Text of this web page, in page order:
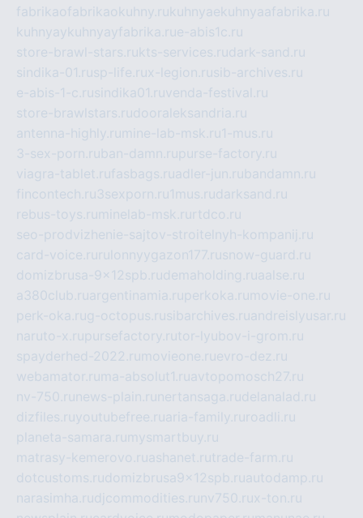
fabrikaofabrikaokuhny.rukuhnyaekuhnyaafabrika.ru
kuhnyaykuhnyayfabrika.rue-abis1c.ru
store-brawl-stars.rukts-services.rudark-sand.ru
sindika-01.rusp-life.rux-legion.rusib-archives.ru
e-abis-1-c.rusindika01.ruvenda-festival.ru
store-brawlstars.rudooraleksandria.ru
antenna-highly.ru mine-lab-msk.ru1-mus.ru
3-sex-porn.ruban-damn.rupurse-factory.ru
viagra-tablet.rufasbags.ruadler-jun.rubandamn.ru
fincontech.ru3sexporn.ru1mus.rudarksand.ru
rebus-toys.ru minelab-msk.ru rtdco.ru
seo-prodvizhenie-sajtov-stroitelnyh-kompanij.ru
card-voice.ru rulonnyygazon177.rusnow-guard.ru
domizbrusa-9x12spb.rudemaholding.ruaalse.ru
a380club.ruargentinamia.ruperkoka.ru movie-one.ru
perk-oka.rug-octopus.rusibarchives.ruandreislyusar.ru
naruto-x.rupursefactory.rutor-lyubov-i-grom.ru
spayderhed-2022.ru movieone.ruevro-dez.ru
webamator.ru ma-absolut1.ruavtopomosch27.ru
nv-750.ru news-plain.ru nertansaga.rudelanalad.ru
dizfiles.ruyoutubefree.ruaria-family.ru roadli.ru
planeta-samara.ru mysmartbuy.ru
matrasy-kemerovo.ruashanet.rutrade-farm.ru
dotcustoms.rudomizbrusa9x12spb.ruautodamp.ru
narasimha.rudjcommodities.ru nv750.rux-ton.ru